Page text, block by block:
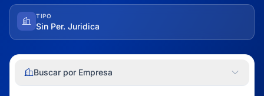
TIPO
Sin Per. Juridica
Buscar por Empresa